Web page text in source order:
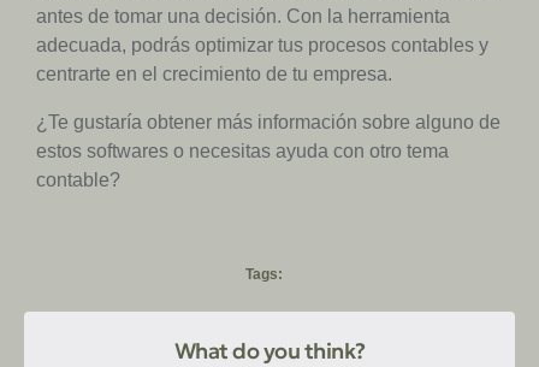
antes de tomar una decisión. Con la herramienta
adecuada, podrás optimizar tus procesos contables y
centrarte en el crecimiento de tu empresa.
¿Te gustaría obtener más información sobre alguno de
estos softwares o necesitas ayuda con otro tema
contable?
Tags:
What do you think?